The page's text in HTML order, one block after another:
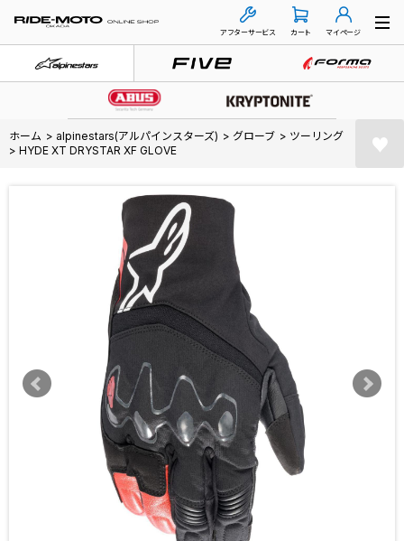
アフターサービス カート マイページ
ホーム > alpinestars(アルパインスターズ) > グローブ > ツーリング
> HYDE XT DRYSTAR XF GLOVE